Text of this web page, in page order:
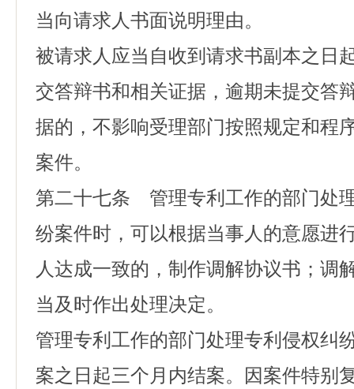
当向请求人书面说明理由。
被请求人应当自收到请求书副本之日
交答辩书和相关证据，逾期未提交答
据的，不影响受理部门按照规定和程
案件。
第二十七条 管理专利工作的部门处
纷案件时，可以根据当事人的意愿进
人达成一致的，制作调解协议书；调
当及时作出处理决定。
管理专利工作的部门处理专利侵权纠
案之日起三个月内结案。因案件特别